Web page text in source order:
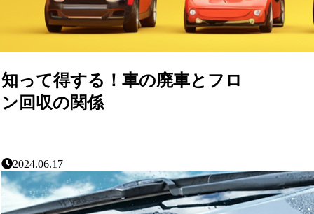
知って得する！車の廃車とフロ
ン回収の関係
2024.06.17